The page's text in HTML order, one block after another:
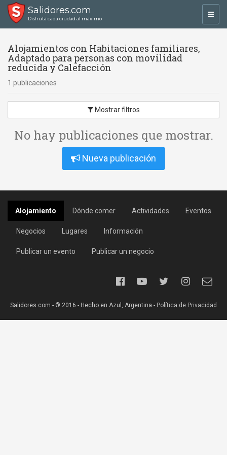
Salidores.com
Disfrutá cada ciudad al máximo
Alojamientos con Habitaciones familiares,
Adaptado para personas con movilidad
reducida y Calefacción
1 publicaciones
Mostrar filtros
No hay publicaciones que mostrar.
Nueva publicación
Alojamiento Dónde comer Actividades Eventos
Negocios Lugares Información
Publicar un evento Publicar un negocio
Salidores.com - ® 2016 - Hecho en Azul, Argentina - Política de Privacidad